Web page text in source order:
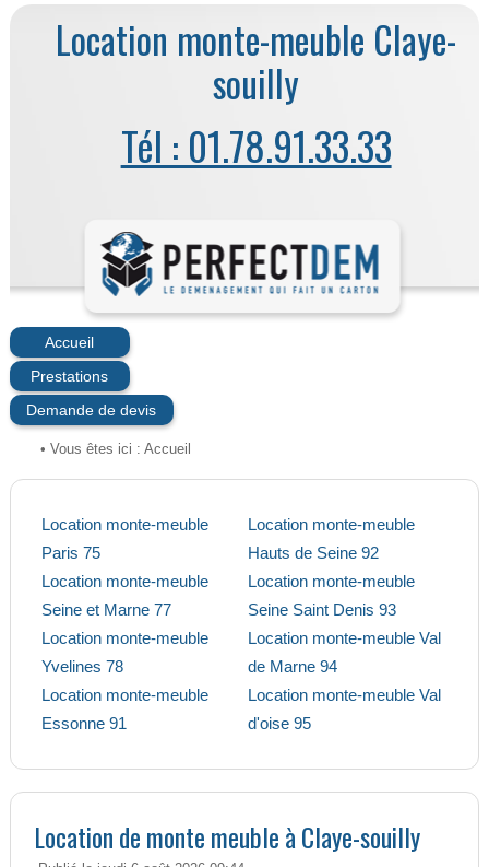
Location monte-meuble Claye-
souilly
Tél : 01.78.91.33.33
Accueil
Prestations
Demande de devis
• Vous êtes ici : Accueil
Location monte-meuble
Paris 75
Location monte-meuble
Seine et Marne 77
Location monte-meuble
Yvelines 78
Location monte-meuble
Essonne 91
Location monte-meuble
Hauts de Seine 92
Location monte-meuble
Seine Saint Denis 93
Location monte-meuble Val
de Marne 94
Location monte-meuble Val
d'oise 95
Location de monte meuble à Claye-souilly